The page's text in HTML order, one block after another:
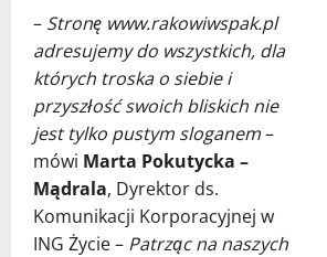
– Stronę www.rakowiwspak.pl
adresujemy do wszystkich, dla
których troska o siebie i
przyszłość swoich bliskich nie
jest tylko pustym sloganem–
mówi Marta Pokutycka –
Mądrala, Dyrektor ds.
Komunikacji Korporacyjnej w
ING Życie – Patrząc na naszych